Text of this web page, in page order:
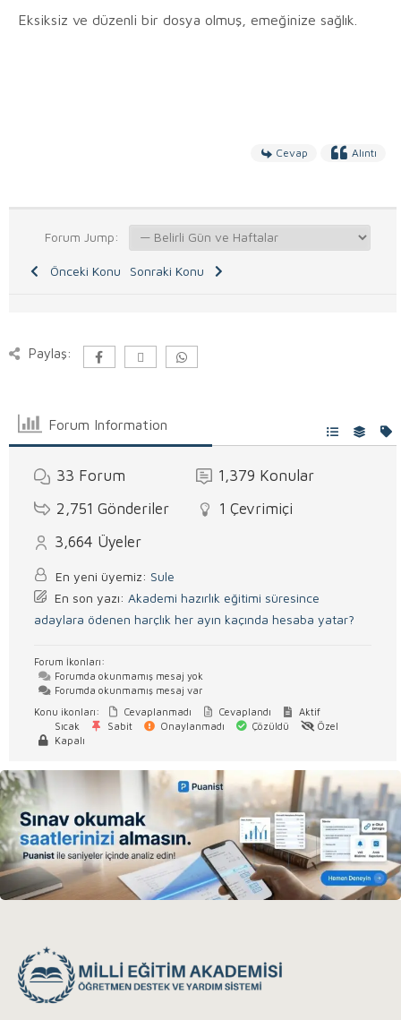
Eksiksiz ve düzenli bir dosya olmuş, emeğinize sağlık.
Cevap Alıntı
Forum Jump:
Önceki Konu Sonraki Konu
Paylaş:
Forum Information
33 Forum 1,379 Konular
2,751 Gönderiler 1 Çevrimiçi
3,664 Üyeler
En yeni üyemiz: Sule
En son yazı: Akademi hazırlık eğitimi süresince
adaylara ödenen harçlık her ayın kaçında hesaba yatar?
Forum İkonları:
Forumda okunmamış mesaj yok
Forumda okunmamış mesaj var
Konu ikonları:
Cevaplanmadı Cevaplandı
Aktif
Sıcak
Sabit Onaylanmadı Çözüldü
Özel
Kapalı